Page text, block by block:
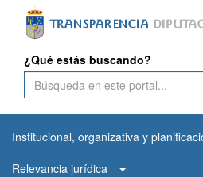
¿Qué estás buscando?
Institucional, organizativa y
Relevancia jurídica